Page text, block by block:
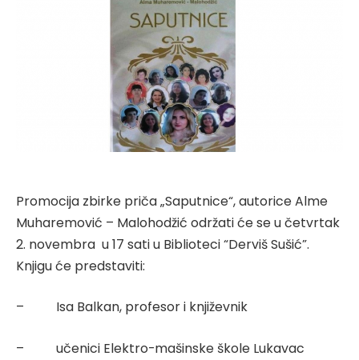
Promocija zbirke priča „Saputnice“, autorice Alme
Muharemović – Malohodžić održati će se u četvrtak
2. novembra u 17 sati u Biblioteci “Derviš Sušić”.
Knjigu će predstaviti:
– Isa Balkan, profesor i književnik
– učenici Elektro-mašinske škole Lukavac